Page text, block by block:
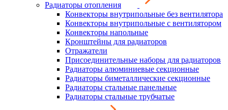
Радиаторы отопления
Конвекторы внутрипольные без вентилятора
Конвекторы внутрипольные с вентилятором
Конвекторы напольные
Кронштейны для радиаторов
Отражатели
Присоединительные наборы для радиаторов
Радиаторы алюминиевые секционные
Радиаторы биметаллические секционные
Радиаторы стальные панельные
Радиаторы стальные трубчатые